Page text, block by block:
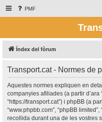
PMF
Índex del fòrum
Transport.cat - Normes de
Aquestes normes expliquen en
companyies afiliades (a partir d’ara
“https://transport.cat”) i phpBB (a
“www.phpbb.com”, “phpBB
recollida durant una de les vostres